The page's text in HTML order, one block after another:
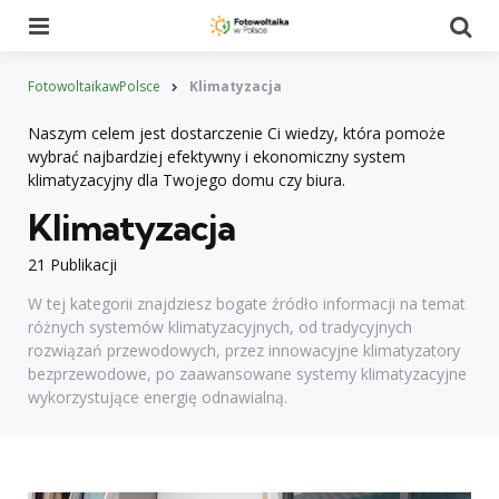
FotowoltaikawPolsce Klimatyzacja
21 Publikacji
Klimatyzacja
W tej kategorii znajdziesz bogate źródło informacji na temat
różnych systemów klimatyzacyjnych, od tradycyjnych
rozwiązań przewodowych, przez innowacyjne klimatyzatory
bezprzewodowe, po zaawansowane systemy klimatyzacyjne
wykorzystujące energię odnawialną.
Naszym celem jest dostarczenie Ci wiedzy, która pomoże
wybrać najbardziej efektywny i ekonomiczny system
klimatyzacyjny dla Twojego domu czy biura.